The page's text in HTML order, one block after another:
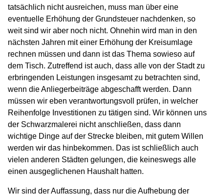
tatsächlich nicht ausreichen, muss man über eine
eventuelle Erhöhung der Grundsteuer nachdenken, so
weit sind wir aber noch nicht. Ohnehin wird man in den
nächsten Jahren mit einer Erhöhung der Kreisumlage
rechnen müssen und dann ist das Thema sowieso auf
dem Tisch. Zutreffend ist auch, dass alle von der Stadt zu
erbringenden Leistungen insgesamt zu betrachten sind,
wenn die Anliegerbeiträge abgeschafft werden. Dann
müssen wir eben verantwortungsvoll prüfen, in welcher
Reihenfolge Investitionen zu tätigen sind. Wir können uns
der Schwarzmalerei nicht anschließen, dass dann
wichtige Dinge auf der Strecke bleiben, mit gutem Willen
werden wir das hinbekommen. Das ist schließlich auch
vielen anderen Städten gelungen, die keineswegs alle
einen ausgeglichenen Haushalt hatten.
Wir sind der Auffassung, dass nur die Aufhebung der